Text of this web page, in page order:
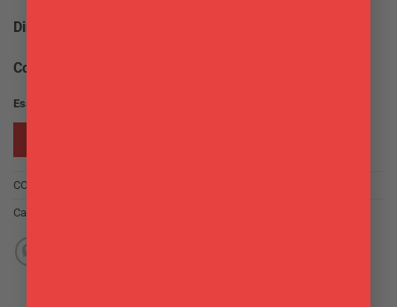
Dimensioni:
Confezione:
Esaurito
COD:
Categoria: